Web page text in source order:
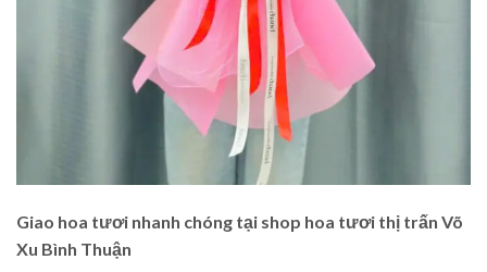
Giao hoa tươi nhanh chóng tại shop hoa tươi thị trấn Võ
Xu Bình Thuận